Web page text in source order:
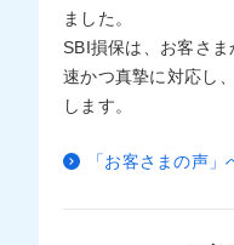
ました。
SBI損保は、お客さ
速かつ真摯に対応し
します。
「お客さまの声